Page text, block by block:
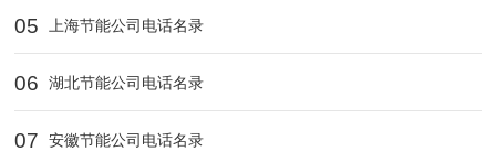
05 上海节能公司电话名录
06 湖北节能公司电话名录
07 安徽节能公司电话名录